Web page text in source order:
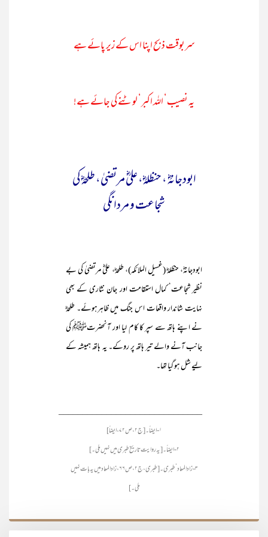
سربوقت ذبح اپنا اس کے زیر پائے ہے
یہ نصیب‘ اللہ اکبر‘ لوٹنے کی جائے ہے!
ابودجانہؓ ، حنظلہؓ، علیؓ مرتضیٰ، طلحہؓ کی
شجاعت و مردانگی
ابودجانہؓ، حنظلہؓ (غسیل الملائکہ)، طلحہؓ، علیؓ مرتضیٰ کی بے
نظیر شجاعت‘ کمال استقامت اور جان نثاری کے بھی
نہایت شاندار واقعات اس جنگ میں ظاہرہوئے۔ طلحہؓ
نے اپنے ہاتھ سے سپر کا کام لیا اور آنحضرتﷺ کی
جانب آنے والے تیر ہاتھ پر روکے۔ یہ ہاتھ ہمیشہ کے
لیے شل ہو گیا تھا۔
______________________________
۱- ایضاً۔ [ج۲، ص۷۲، ایضاً]
۲ - ایضاً۔ [یہ روایت تاریخ طبری میں نہیں ملی۔]
۳- زاد المعاد‘ طبری۔ [طبری، ج۲، ص۶۶، زادالمعاد میں یہ بات نہیں
ملی۔]